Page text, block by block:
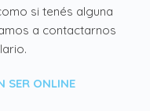
si tenés alguna
a contactarnos
SER ONLINE